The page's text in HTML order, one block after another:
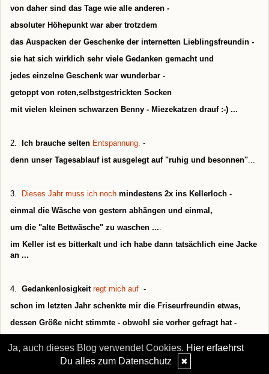
von daher sind das Tage wie alle anderen -
absoluter Höhepunkt war aber trotzdem
das Auspacken der Geschenke der internetten Lieblingsfreundin -
sie hat sich wirklich sehr viele Gedanken gemacht und
jedes einzelne Geschenk war wunderbar -
getoppt von roten,selbstgestrickten Socken
mit vielen kleinen schwarzen Benny - Miezekatzen drauf :-) ...
2. Ich brauche selten Entspannung. -
denn unser Tagesablauf ist ausgelegt auf "ruhig und besonnen"
3. Dieses Jahr muss ich noch mindestens 2x ins Kellerloch -
einmal die Wäsche von gestern abhängen und einmal,
um die "alte Bettwäsche" zu waschen ...
im Keller ist es bitterkalt und ich habe dann tatsächlich eine Jacke
an ...
4. Gedankenlosigkeit regt mich auf -
schon im letzten Jahr schenkte mir die Friseurfreundin etwas,
dessen Größe nicht stimmte - obwohl sie vorher gefragt hat -
...
Ja, auch dieses Blog verwendet Cookies. Hier erfaehrst
Du alles zum Datenschutz
✖